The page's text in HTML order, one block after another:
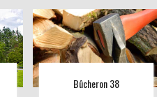
Bûcheron 38